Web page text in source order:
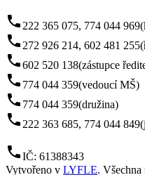
phone 222 365 075, 774 044 969
phone 272 926 214, 602 481 255
phone602 520 138(zástupce
phone 774 044 359(vedoucí MŠ)
phone 774 044 359(družina)
phone 222 363 685, 774 044 849
phoneIČ: 61388343
Vytvořeno v LYFLE.